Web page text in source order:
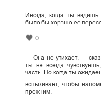
Иногда, когда ты видишь
было бы хорошо ее
0
— Она не утихает, —
ты не всегда
части. Но когда ты
вспыхивает, чтобы
прежним.